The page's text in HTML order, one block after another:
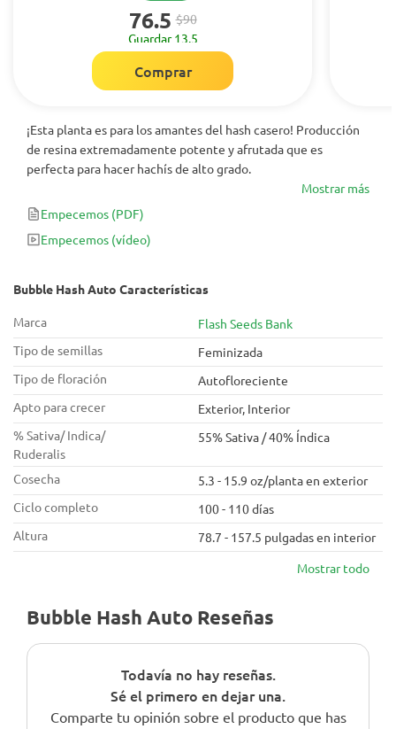
76.5 $90
Guardar 13.5
Comprar
¡Esta planta es para los amantes del hash casero! Producción
de resina extremadamente potente y afrutada que es
perfecta para hacer hachís de alto grado.
Mostrar más
Empecemos (PDF)
Empecemos (vídeo)
Bubble Hash Auto Características
Marca
Flash Seeds Bank
Tipo de semillas
Feminizada
Tipo de floración
Autofloreciente
Apto para crecer
Exterior, Interior
% Sativa/ Indica/
Ruderalis
55% Sativa / 40% Índica
Cosecha
5.3 - 15.9 oz/planta en exterior
Ciclo completo
100 - 110 días
Altura
78.7 - 157.5 pulgadas en interior
Mostrar todo
Bubble Hash Auto Reseñas
Todavía no hay reseñas.
Sé el primero en dejar una.
Comparte tu opinión sobre el producto que has